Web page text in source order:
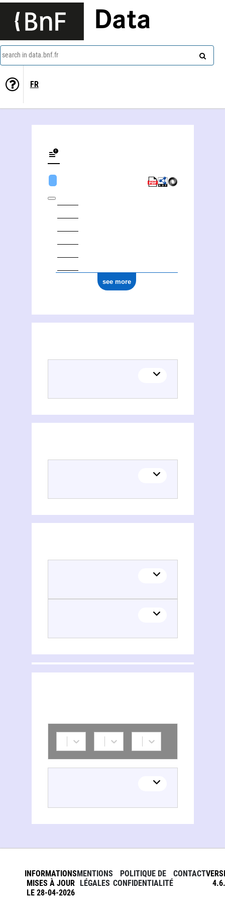
Data
search in data.bnf.fr
FR
see more
INFORMATIONS
MISES À JOUR
LE 28-04-2026
MENTIONS
LÉGALES
POLITIQUE DE
CONFIDENTIALITÉ
CONTACT